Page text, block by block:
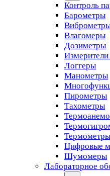
Контроль
Барометры
Влагомеры
Дозиметры
Измерители
Логгеры
Манометры
Пирометры
Тахометры
Термометры
Цифровые
Шумомеры
Лабораторное